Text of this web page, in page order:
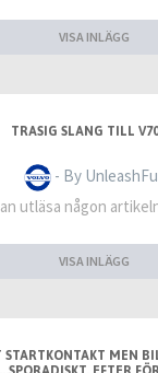
VISA INLÄGG
TRASIG SLANG TILL
- By
utläsa någon
VISA INLÄGG
STARTKONTAKT MEN